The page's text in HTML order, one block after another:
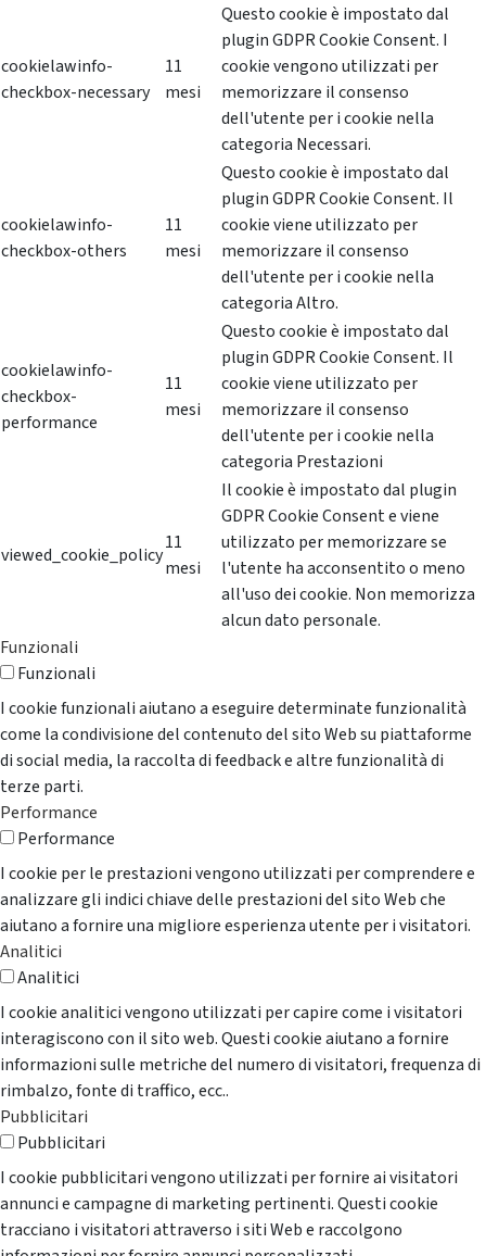
cookielawinfo-
checkbox-necessary
11
mesi
Questo cookie è impostato dal
plugin GDPR Cookie Consent. I
cookie vengono utilizzati per
memorizzare il consenso
dell'utente per i cookie nella
categoria Necessari.
cookielawinfo-
checkbox-others
11
mesi
Questo cookie è impostato dal
plugin GDPR Cookie Consent. Il
cookie viene utilizzato per
memorizzare il consenso
dell'utente per i cookie nella
categoria Altro.
cookielawinfo-
checkbox-
performance
11
mesi
Questo cookie è impostato dal
plugin GDPR Cookie Consent. Il
cookie viene utilizzato per
memorizzare il consenso
dell'utente per i cookie nella
categoria Prestazioni
viewed_cookie_policy
11
mesi
Il cookie è impostato dal plugin
GDPR Cookie Consent e viene
utilizzato per memorizzare se
l'utente ha acconsentito o meno
all'uso dei cookie. Non memorizza
alcun dato personale.
Funzionali
Funzionali
I cookie funzionali aiutano a eseguire determinate funzionalità
come la condivisione del contenuto del sito Web su piattaforme
di social media, la raccolta di feedback e altre funzionalità di
terze parti.
Performance
Performance
I cookie per le prestazioni vengono utilizzati per comprendere e
analizzare gli indici chiave delle prestazioni del sito Web che
aiutano a fornire una migliore esperienza utente per i visitatori.
Analitici
Analitici
I cookie analitici vengono utilizzati per capire come i visitatori
interagiscono con il sito web. Questi cookie aiutano a fornire
informazioni sulle metriche del numero di visitatori, frequenza di
rimbalzo, fonte di traffico, ecc..
Pubblicitari
Pubblicitari
I cookie pubblicitari vengono utilizzati per fornire ai visitatori
annunci e campagne di marketing pertinenti. Questi cookie
tracciano i visitatori attraverso i siti Web e raccolgono